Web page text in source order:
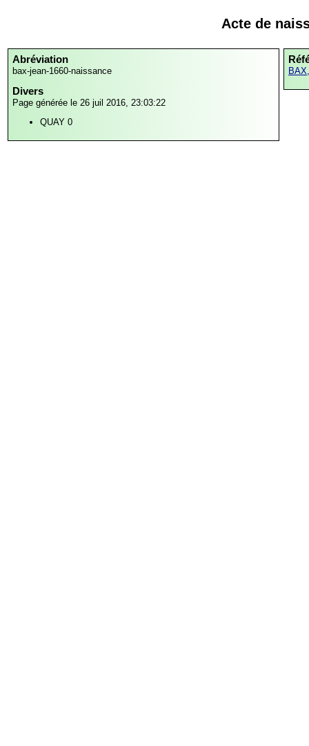
Acte de
Abréviation
bax-jean-1660-naissance
Divers
Page générée le 26 juil 2016, 23:03:22
QUAY 0